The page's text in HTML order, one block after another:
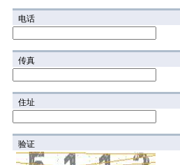
电话
传真
住址
验证